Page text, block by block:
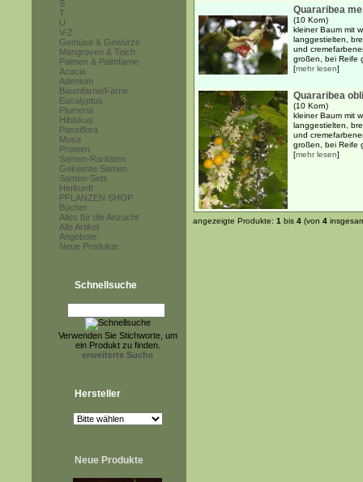
S
T
U
V-Z
Gemüse & Gewürze
Mangroven & Teich
Palmen & Palmfarne
Acacia
Adenium
Baumfarne/Farne
Eucalyptus
Plumeria
Hibiskus
Passiflora
Musa
Proteen
Samen-Raritäten
Gekeimte Samen
Samen-Sets
Herkunft
PFLANZEN SHOP
Bücher
Alles für die Anzucht
Alle Artikel
Angebote
Neue Produkte
Schnellsuche
Verwenden Sie Stichworte, um
ein Produkt zu finden.
erweiterte Suche
Hersteller
Neue Produkte
Quararibea
(10 Korn)
kleiner Baum mit
langgestielten,
und
großen, bei Reife
[mehr lesen]
Quararibea
(10 Korn)
kleiner Baum mit
langgestielten,
und
großen, bei Reife
[mehr lesen]
angezeigte Produkte: 1 bis 4 (von 4